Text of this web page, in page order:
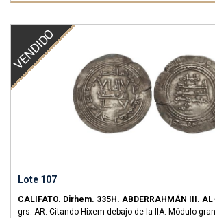
VENDIDO
Lote 107
CALIFATO. Dirhem. 335H. ABDERRAHMÁN III.
grs. AR. Citando Hixem debajo de la IIA. Módulo